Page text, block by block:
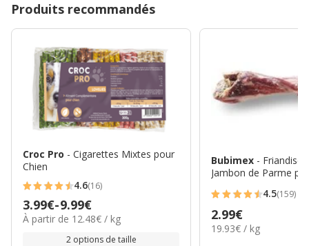
Produits recommandés
Croc Pro - Cigarettes Mixtes pour
Chien
4.6
étoiles
avec
4.6(16)
Prix
de
3.99€-9.99€
12.48€
À partir de 12.48€ / kg
2 options de taille
Bubimex - Friandise
Jambon de Parme
4.5
étoiles
avec
4.5(159)
Prix
2.99€
2.99€
19.93€
19.93€ / kg